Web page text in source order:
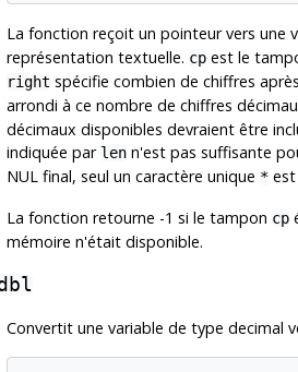
La fonction reçoit un pointeur vers une
représentation textuelle. cpest le
right spécifie combien de chiffres
arrondi à ce nombre de chiffres
décimaux disponibles devraient être
indiquée par lenn'est pas suffisante
NUL final, seul un caractère unique *est
La fonction retourne -1 si le tampon cp
mémoire n'était disponible.
Convertit une variable de type decimal